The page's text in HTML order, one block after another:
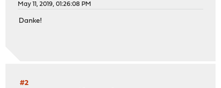
May 11, 2019, 01:26:08 PM
Danke!
#2